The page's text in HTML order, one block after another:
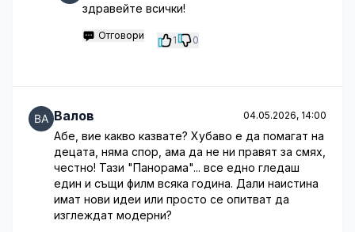
здравейте всички!
Отговори 1 0
Валов 04.05.2026, 14:00
Абе, вие какво казвате? Хубаво е да помагат на
децата, няма спор, ама да не ни правят за смях,
честно! Тази "Панорама"... все едно гледаш
един и същи филм всяка година. Дали наистина
имат нови идеи или просто се опитват да
изглеждат модерни?